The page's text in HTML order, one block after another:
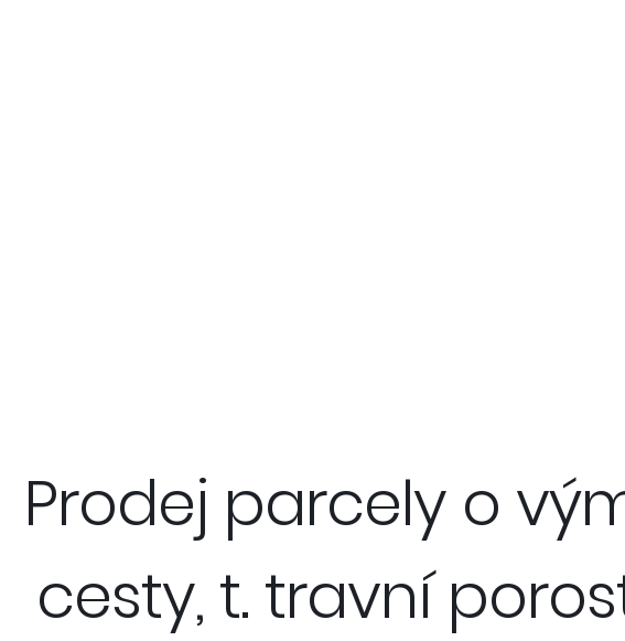
Prodej parcely o
cesty, t. travní